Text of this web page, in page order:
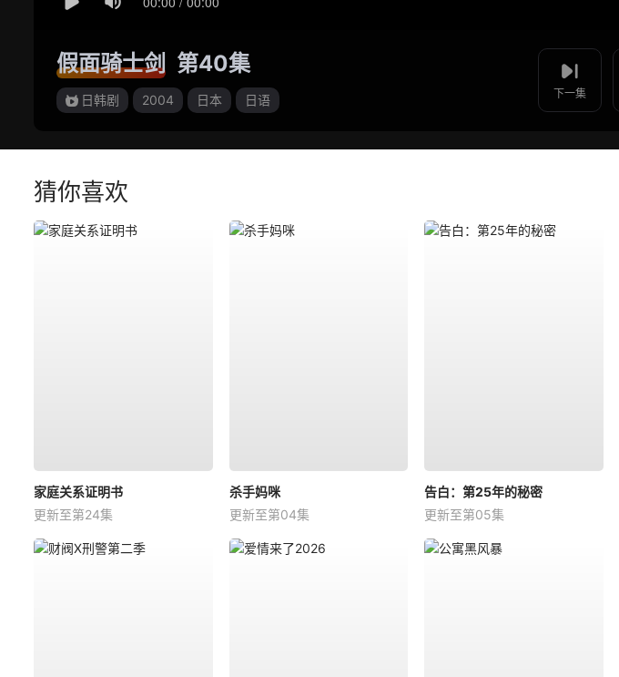
假面骑士剑 第40集
日韩剧 2004 日本 日语 下一集
猜你喜欢
家庭关系证明书
更新至第24集
杀手妈咪
更新至第04集
告白：第25年的秘密
更新至第05集